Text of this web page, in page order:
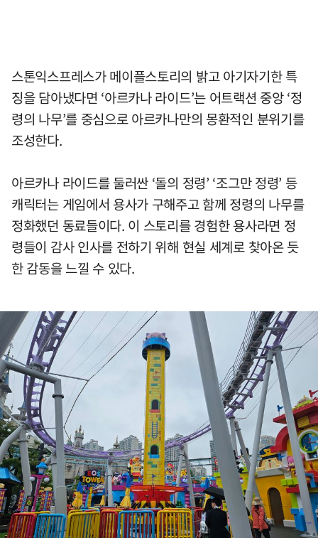
스톤익스프레스가 메이플스토리의 밝고 아기자기한 특
징을 담아냈다면 ‘아르카나 라이드’는 어트랙션 중앙 ‘정
령의 나무’를 중심으로 아르카나만의 몽환적인 분위기를
조성한다.
아르카나 라이드를 둘러싼 ‘돌의 정령’ ‘조그만 정령’ 등
캐릭터는 게임에서 용사가 구해주고 함께 정령의 나무를
정화했던 동료들이다. 이 스토리를 경험한 용사라면 정
령들이 감사 인사를 전하기 위해 현실 세계로 찾아온 듯
한 감동을 느낄 수 있다.